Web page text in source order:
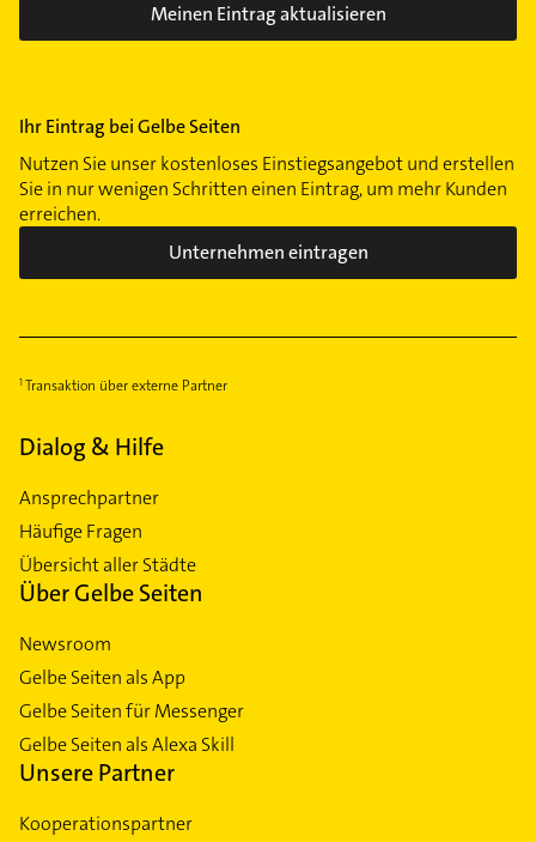
Meinen Eintrag aktualisieren
Ihr Eintrag bei Gelbe Seiten
Nutzen Sie unser kostenloses Einstiegsangebot und erstellen
Sie in nur wenigen Schritten einen Eintrag, um mehr Kunden
erreichen.
Unternehmen eintragen
Transaktion über externe Partner
Dialog & Hilfe
Ansprechpartner
Häufige Fragen
Übersicht aller Städte
Über Gelbe Seiten
Newsroom
Gelbe Seiten als App
Gelbe Seiten für Messenger
Gelbe Seiten als Alexa Skill
Unsere Partner
Kooperationspartner